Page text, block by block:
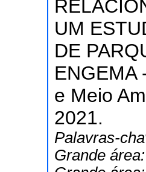
UM
DE
ENGEMA
e Meio
2021.
Palavras-
Grande área: